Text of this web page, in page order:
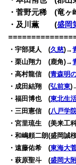
・菅野元稀 (竜
・及川薫 (盛岡
・宇部奨人 (久慈)→
・栗山翔力 (鹿角)→
・高村龍信 (青森明
・成田結翔 (弘前東
・福田博也 (東北生
・三田憲信 (八戸学
・宮里琉生 (美来工
・和嶋頼二朗(盛岡誠
・遠藤佑希 (東海大
・萩原聖斗 (盛岡大